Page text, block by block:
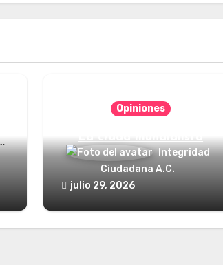
Opiniones
La cruda mundialista
Integridad
Ciudadana A.C.
julio 29, 2026